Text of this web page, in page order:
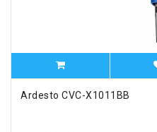
Ardesto CVC-X1011BB